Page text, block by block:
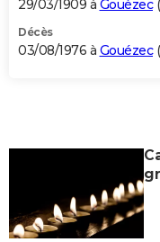
29/03/1909 à Gouézec(
Décès
03/08/1976 à Gouézec(